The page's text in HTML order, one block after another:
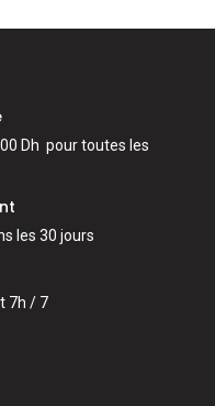
Dh pour toutes les
les 30 jours
7h / 7